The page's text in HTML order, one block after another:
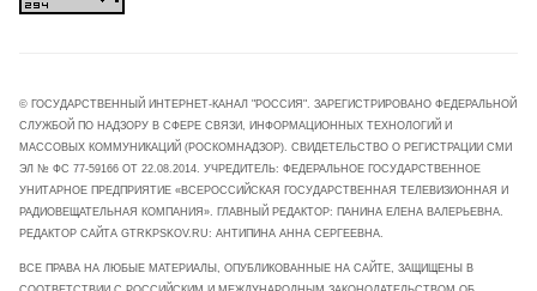
© ГОСУДАРСТВЕННЫЙ ИНТЕРНЕТ-КАНАЛ "РОССИЯ". ЗАРЕГИСТРИРОВАНО ФЕДЕРАЛЬНОЙ
СЛУЖБОЙ ПО НАДЗОРУ В СФЕРЕ СВЯЗИ, ИНФОРМАЦИОННЫХ ТЕХНОЛОГИЙ И
МАССОВЫХ КОММУНИКАЦИЙ (РОСКОМНАДЗОР). СВИДЕТЕЛЬСТВО О РЕГИСТРАЦИИ СМИ
ЭЛ № ФС 77-59166 ОТ 22.08.2014. УЧРЕДИТЕЛЬ: ФЕДЕРАЛЬНОЕ ГОСУДАРСТВЕННОЕ
УНИТАРНОЕ ПРЕДПРИЯТИЕ «ВСЕРОССИЙСКАЯ ГОСУДАРСТВЕННАЯ ТЕЛЕВИЗИОННАЯ И
РАДИОВЕЩАТЕЛЬНАЯ КОМПАНИЯ». ГЛАВНЫЙ РЕДАКТОР: ПАНИНА ЕЛЕНА ВАЛЕРЬЕВНА.
РЕДАКТОР САЙТА GTRKPSKOV.RU: АНТИПИНА АННА СЕРГЕЕВНА.
ВСЕ ПРАВА НА ЛЮБЫЕ МАТЕРИАЛЫ, ОПУБЛИКОВАННЫЕ НА САЙТЕ, ЗАЩИЩЕНЫ В